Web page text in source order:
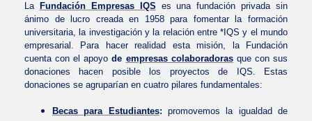
La Fundación Empresas IQS es una fundación privada sin
ánimo de lucro creada en 1958 para fomentar la formación
universitaria, la investigación y la relación entre *IQS y el mundo
empresarial. Para hacer realidad esta misión, la Fundación
cuenta con el apoyode empresas colaboradoras que con sus
donaciones hacen posible los proyectos de IQS. Estas
donaciones se agruparían en cuatro pilares fundamentales:
Becas para Estudiantes: promovemos la igualdad de